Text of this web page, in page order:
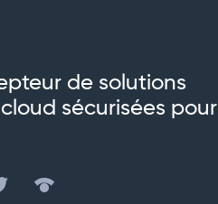
de solutions
sécurisées pour